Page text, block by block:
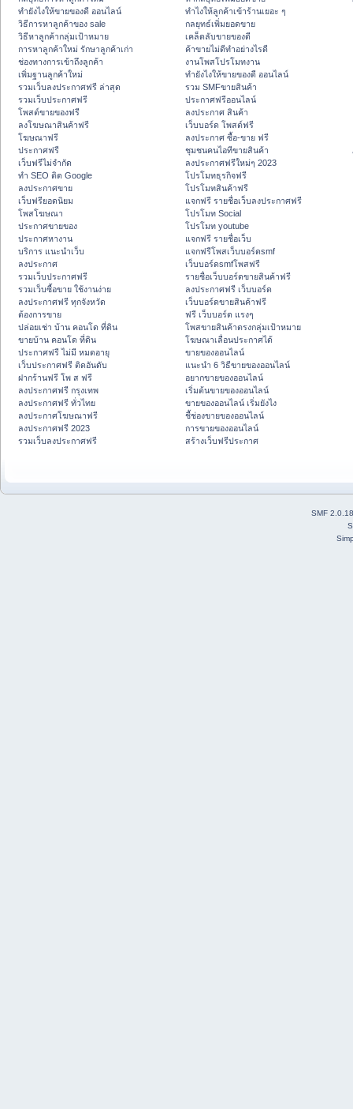
ทํายังไงให้ขายของดี ออนไลน์
วิธีการหาลูกค้าของ sale
วิธีหาลูกค้ากลุ่มเป้าหมาย
การหาลูกค้าใหม่ รักษาลูกค้าเก่า
ช่องทางการเข้าถึงลูกค้า
เพิ่มฐานลูกค้าใหม่
รวมเว็บลงประกาศฟรี ล่าสุด
รวมเว็บประกาศฟรี
โพสต์ขายของฟรี
ลงโฆษณาสินค้าฟรี
โฆษณาฟรี
ประกาศฟรี
เว็บฟรีไม่จำกัด
ทำ SEO ติด Google
ลงประกาศขาย
เว็บฟรียอดนิยม
โพสโฆษณา
ประกาศขายของ
ประกาศหางาน
บริการ แนะนำเว็บ
ลงประกาศ
รวมเว็บประกาศฟรี
รวมเว็บซื้อขาย ใช้งานง่าย
ลงประกาศฟรี ทุกจังหวัด
ต้องการขาย
ปล่อยเช่า บ้าน คอนโด ที่ดิน
ขายบ้าน คอนโด ที่ดิน
ประกาศฟรี ไม่มี หมดอายุ
เว็บประกาศฟรี ติดอันดับ
ฝากร้านฟรี โพ ส ฟรี
ลงประกาศฟรี กรุงเทพ
ลงประกาศฟรี ทั่วไทย
ลงประกาศโฆษณาฟรี
ลงประกาศฟรี 2023
รวมเว็บลงประกาศฟรี
ทําไงให้ลูกค้าเข้าร้านเยอะ ๆ
กลยุทธ์เพิ่มยอดขาย
เคล็ดลับขายของดี
ค้าขายไม่ดีทำอย่างไรดี
งานโพสโปรโมทงาน
ทํายังไงให้ขายของดี ออนไลน์
รวม SMFขายสินค้า
ประกาศฟรีออนไลน์
ลงประกาศ สินค้า
เว็บบอร์ด โพสต์ฟรี
ลงประกาศ ซื้อ-ขาย ฟรี
ชุมชนคนไอทีขายสินค้า
ลงประกาศฟรีใหม่ๆ 2023
โปรโมทธุรกิจฟรี
โปรโมทสินค้าฟรี
แจกฟรี รายชื่อเว็บลงประกาศฟรี
โปรโมท Social
โปรโมท youtube
แจกฟรี รายชื่อเว็บ
แจกฟรีโพสเว็บบอร์ดsmf
เว็บบอร์ดsmfโพสฟรี
รายชื่อเว็บบอร์ดขายสินค้าฟรี
ลงประกาศฟรี เว็บบอร์ด
เว็บบอร์ดขายสินค้าฟรี
ฟรี เว็บบอร์ด แรงๆ
โพสขายสินค้าตรงกลุ่มเป้าหมาย
โฆษณาเลื่อนประกาศได้
ขายของออนไลน์
แนะนำ 6 วิธีขายของออนไลน์
อยากขายของออนไลน์
เริ่มต้นขายของออนไลน์
ขายของออนไลน์ เริ่มยังไง
ชี้ช่องขายของออนไลน์
การขายของออนไลน์
สร้างเว็บฟรีประกาศ
SMF 2.0.18